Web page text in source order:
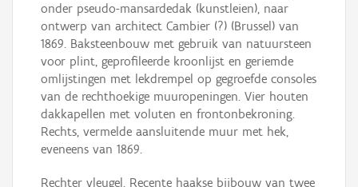
onder pseudo-mansardedak (kunstleien), naar
ontwerp van architect Cambier (?) (Brussel) van
1869. Baksteenbouw met gebruik van natuursteen
voor plint, geprofileerde kroonlijst en geriemde
omlijstingen met lekdrempel op gegroefde consoles
van de rechthoekige muuropeningen. Vier houten
dakkapellen met voluten en frontonbekroning.
Rechts, vermelde aansluitende muur met hek,
eveneens van 1869.
Rechter vleugel. Recente haakse bijbouw van twee